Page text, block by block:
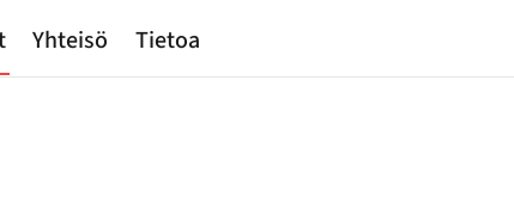
Yhteisö Tietoa